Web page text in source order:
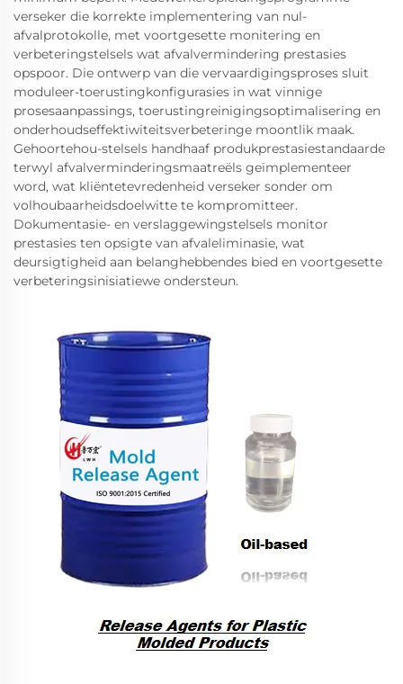
verseker die korrekte implementering van nul-
afvalprotokolle, met voortgesette monitering en
verbeteringstelsels wat afvalvermindering prestasies
opspoor. Die ontwerp van die vervaardigingsproses sluit
moduleer-toerustingkonfigurasies in wat vinnige
prosesaanpassings, toerustingreinigingsoptimalisering en
onderhoudseffektiwiteitsverbeteringe moontlik maak.
Gehoortehou-stelsels handhaaf produkprestasiestandaarde
terwyl afvalverminderingsmaatreëls geïmplementeer
word, wat kliëntetevredenheid verseker sonder om
volhoubaarheidsdoelwitte te kompromitteer.
Dokumentasie- en verslaggewingstelsels monitor
prestasies ten opsigte van afvaleliminasie, wat
deursigtigheid aan belanghebbendes bied en voortgesette
verbeteringsinisiatiewe ondersteun.